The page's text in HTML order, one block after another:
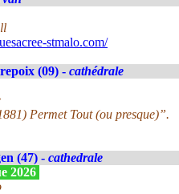
stmalo.com/
(09) - cathédrale
Permet Tout (ou presque)”.
(47) - cathedrale
2026